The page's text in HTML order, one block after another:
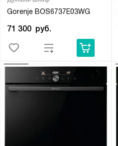
Gorenje BOS6737E03WG
71 300 руб.